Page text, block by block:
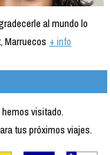
al mundo lo
Marruecos + info
visitado.
tus próximos viajes.